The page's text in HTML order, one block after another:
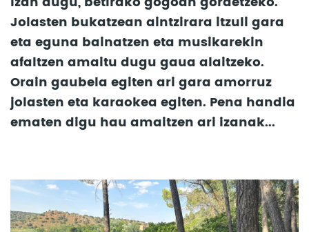
Jolasten bukatzean aintzirara itzuli gara
eta eguna bainatzen eta musikarekin
afaltzen amaitu dugu gaua alaitzeko.
Orain gaubela egiten ari gara amorruz
jolasten eta karaokea egiten. Pena handia
ematen digu hau amaitzen ari izanak...